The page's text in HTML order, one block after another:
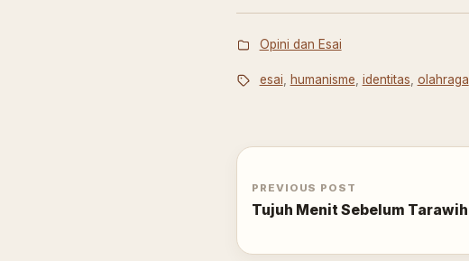
Opini dan Esai
esai, humanisme, identitas, olahraga
PREVIOUS POST
Tujuh Menit Sebelum Tarawih